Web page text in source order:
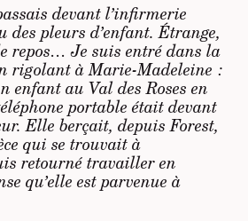
devant l’infirmerie
des pleurs d’enfant. Étrange,
repos… Je suis entré dans la
rigolant à Marie-Madeleine :
enfant au Val des Roses en
portable était devant
Elle berçait, depuis Forest,
qui se trouvait à
retourné travailler en
qu’elle est parvenue à